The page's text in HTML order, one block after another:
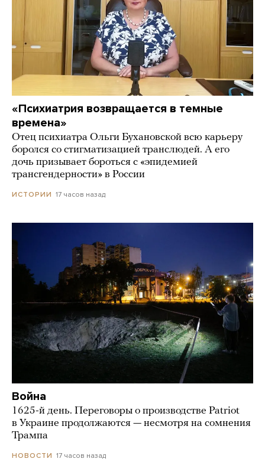
«Психиатрия возвращается в темные
времена»
Отец психиатра Ольги Бухановской всю карьеру
боролся со стигматизацией транслюдей. А его
дочь призывает бороться с «эпидемией
трансгендерности» в России
ИСТОРИИ 17 часов назад
Война
1625-й день. Переговоры о производстве Patriot
в Украине продолжаются — несмотря на сомнения
Трампа
НОВОСТИ 17 часов назад